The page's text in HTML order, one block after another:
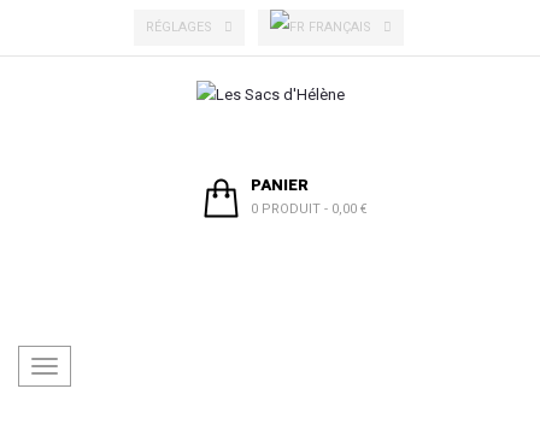
RÉGLAGES FRANÇAIS
PANIER
0 PRODUIT - 0,00 €
Toggle